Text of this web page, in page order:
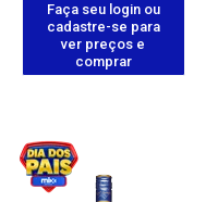
Faça seu login ou
cadastre-se para
ver preços e
comprar